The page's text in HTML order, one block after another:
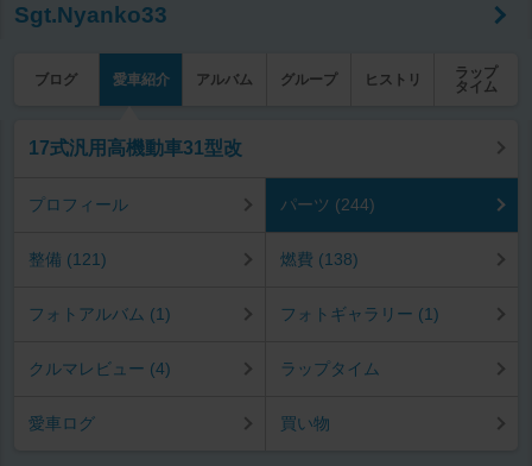
Sgt.Nyanko33
ブログ 愛車紹介 アルバム グループ ヒストリ
ラップ
タイム
17式汎用高機動車31型改
プロフィール パーツ (244)
整備 (121) 燃費 (138)
フォトアルバム (1) フォトギャラリー (1)
クルマレビュー (4) ラップタイム
愛車ログ 買い物